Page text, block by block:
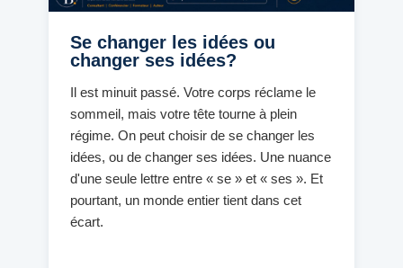
Se changer les idées ou
changer ses idées?
Il est minuit passé. Votre corps réclame le
sommeil, mais votre tête tourne à plein
régime. On peut choisir de se changer les
idées, ou de changer ses idées. Une nuance
d'une seule lettre entre « se » et « ses ». Et
pourtant, un monde entier tient dans cet
écart.